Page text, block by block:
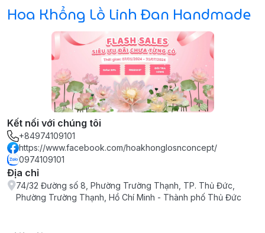
Hoa Khổng Lồ Linh Đan Handmade
Kết nối với chúng tôi
+84974109101
https://www.facebook.com/hoakhonglosnconcept/
0974109101
Địa chỉ
74/32 Đường số 8, Phường Trường Thạnh, TP. Thủ Đức,
Phường Trường Thạnh, Hồ Chí Minh - Thành phố Thủ Đức